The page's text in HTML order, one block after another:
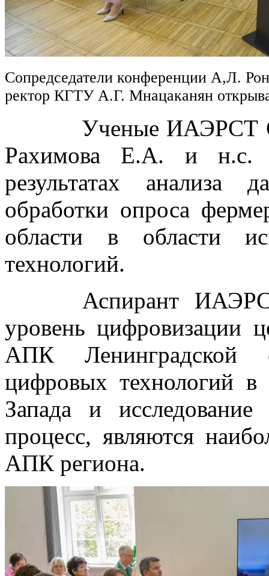
Сопредседатели конференции А,Л.
ректор КГТУ А.Г. Мнацаканян
Ученые ИАЭРСТ
Рахимова Е.А. и н.с.
результатах
обработки опроса
области в области
технологий.
Аспирант ИАЭРСТ
уровень цифровизации
АПК Ленинградской
цифровых технологий
Запада и
процесс, являются
АПК региона.